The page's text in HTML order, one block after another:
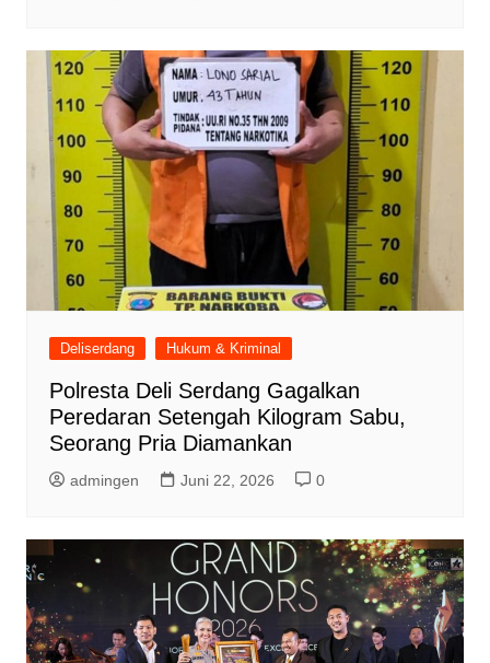
Deliserdang Hukum & Kriminal
Polresta Deli Serdang Gagalkan
Peredaran Setengah Kilogram Sabu,
Seorang Pria Diamankan
admingen Juni 22, 2026 0